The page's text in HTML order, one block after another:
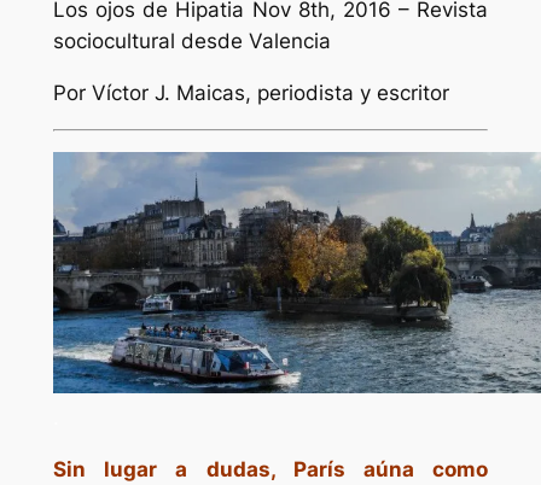
Los ojos de Hipatia Nov 8th, 2016 – Revista
sociocultural desde Valencia
Por Víctor J. Maicas, periodista y escritor
Sin lugar a dudas, París aúna como